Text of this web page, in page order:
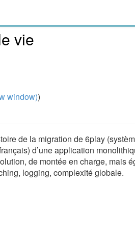
vie
window))
de la migration de 6play
d’une application
de montée en charge, mais
logging, complexité globale.